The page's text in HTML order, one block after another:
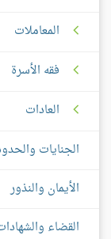
المعاملات
فقه الأسرة
العادات
الجنايات
الأيمان والنذور
القضاء